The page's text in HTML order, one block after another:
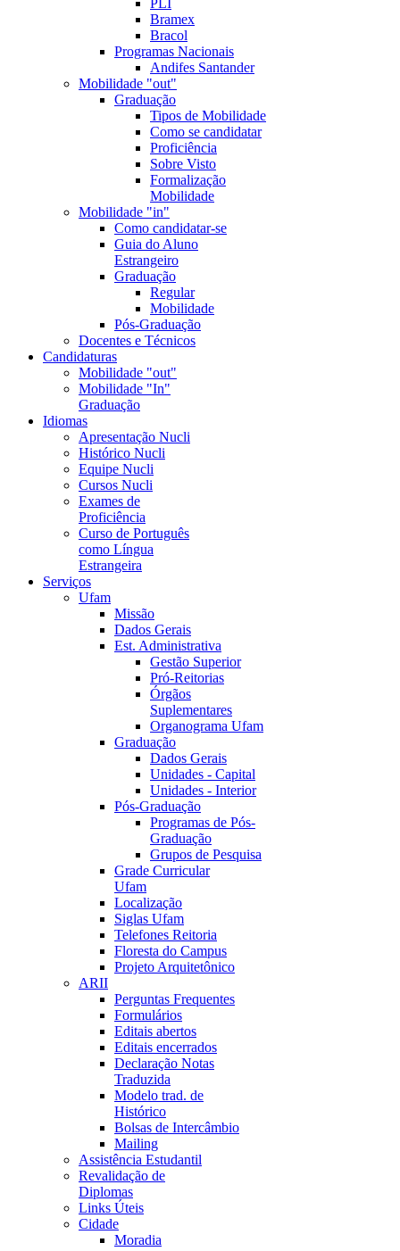
PLI
Bramex
Bracol
Programas Nacionais
Andifes Santander
Mobilidade "out"
Graduação
Tipos de Mobilidade
Como se candidatar
Proficiência
Sobre Visto
Formalização
Mobilidade
Mobilidade "in"
Como candidatar-se
Guia do Aluno
Estrangeiro
Graduação
Regular
Mobilidade
Pós-Graduação
Docentes e Técnicos
Candidaturas
Mobilidade "out"
Mobilidade "In"
Graduação
Idiomas
Apresentação Nucli
Histórico Nucli
Equipe Nucli
Cursos Nucli
Exames de
Proficiência
Curso de Português
como Língua
Estrangeira
Serviços
Ufam
Missão
Dados Gerais
Est. Administrativa
Gestão Superior
Pró-Reitorias
Órgãos
Suplementares
Organograma Ufam
Graduação
Dados Gerais
Unidades - Capital
Unidades - Interior
Pós-Graduação
Programas de Pós-
Graduação
Grupos de Pesquisa
Grade Curricular
Ufam
Localização
Siglas Ufam
Telefones Reitoria
Floresta do Campus
Projeto Arquitetônico
ARII
Perguntas Frequentes
Formulários
Editais abertos
Editais encerrados
Declaração Notas
Traduzida
Modelo trad. de
Histórico
Bolsas de Intercâmbio
Mailing
Assistência Estudantil
Revalidação de
Diplomas
Links Úteis
Cidade
Moradia